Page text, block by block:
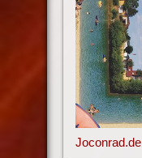
Joconrad.de